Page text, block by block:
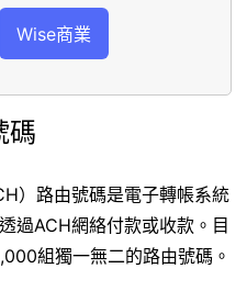
Wise商業
碼
）路由號碼是電子轉帳系統
過ACH網絡付款或收款。目
組獨一無二的路由號碼。